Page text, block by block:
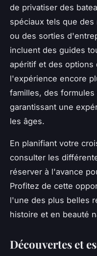
de privatiser des
spéciaux tels que des
ou des sorties
incluent des guides
apéritif et des options
l'expérience encore
familles, des
garantissant une
les âges.
En planifiant votre
consulter les
réserver à l'avance
Profitez de cette
l'une des plus belles
histoire et en beauté
Découvertes et